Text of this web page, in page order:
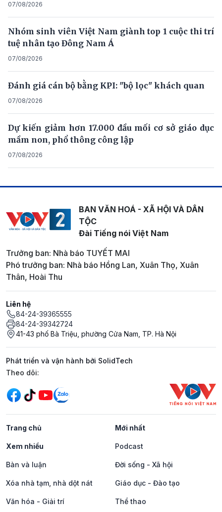
07/08/2026
Nhóm sinh viên Việt Nam giành top 1 cuộc thi trí
tuệ nhân tạo Đông Nam Á
07/08/2026
Đánh giá cán bộ bằng KPI: "bộ lọc" khách quan
07/08/2026
Dự kiến giảm hơn 17.000 đầu mối cơ sở giáo dục
mầm non, phổ thông công lập
07/08/2026
BAN VĂN HOÁ - XÃ HỘI VÀ DÂN
TỘC
Đài Tiếng nói Việt Nam
Trưởng ban: Nhà báo TUYẾT MAI
Phó trưởng ban: Nhà báo Hồng Lan, Xuân Thọ, Xuân
Thân, Hoài Thu
Liên hệ
84-24-39365555
84-24-39342724
41-43 phố Bà Triệu, phường Cửa Nam, TP. Hà Nội
Phát triển và vận hành bởi SolidTech
Mạng xã hội
Theo dõi:
Trang chủ Mới nhất
Xem nhiều Podcast
Bàn và luận Đời sống - Xã hội
Xóa nhà tạm, nhà dột nát Giáo dục - Đào tạo
Văn hóa - Giải trí Thể thao